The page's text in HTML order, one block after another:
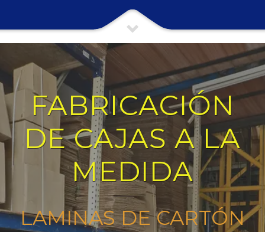
FABRICACIÓN
DE CAJAS A LA
MEDIDA
LAMINAS DE CARTÓN